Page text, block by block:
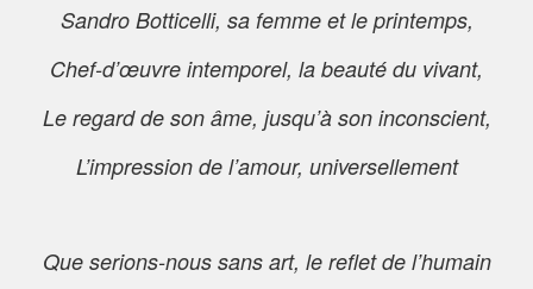
Sandro Botticelli, sa femme et le printemps,
Chef-d’œuvre intemporel, la beauté du vivant,
Le regard de son âme, jusqu’à son inconscient,
L’impression de l’amour, universellement
Que serions-nous sans art, le reflet de l’humain